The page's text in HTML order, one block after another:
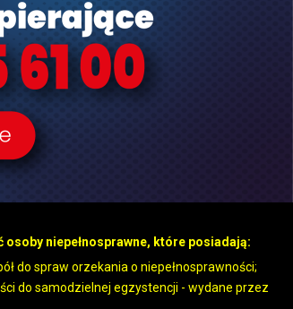
niepełnosprawne, które posiadają:
do spraw orzekania o niepełnosprawności;
do samodzielnej egzystencji - wydane przez